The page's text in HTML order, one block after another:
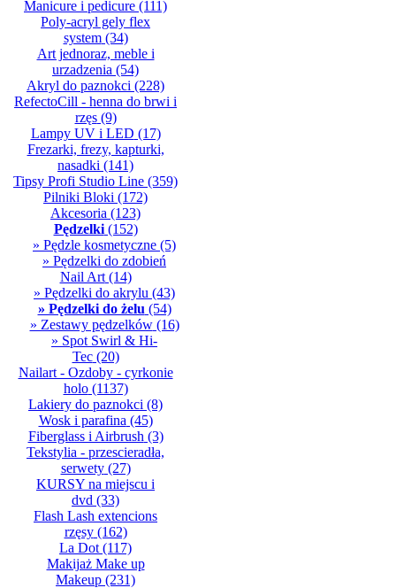
Manicure i pedicure (111)
Poly-acryl gely flex
system(34)
Art jednoraz, meble i
urzadzenia (54)
Akryl do paznokci (228)
RefectoCill - henna do brwi i
rzęs(9)
Lampy UV i LED (17)
Frezarki, frezy, kapturki,
nasadki (141)
Tipsy Profi Studio Line (359)
Pilniki Bloki (172)
Akcesoria (123)
Pędzelki(152)
» Pędzle kosmetyczne (5)
» Pędzelki do zdobień
Nail Art(14)
» Pędzelki do akrylu (43)
» Pędzelki do żelu (54)
» Zestawy pędzelków(16)
» Spot Swirl & Hi-
Tec(20)
Nailart - Ozdoby - cyrkonie
holo(1137)
Lakiery do paznokci (8)
Wosk i parafina (45)
Fiberglass i Airbrush (3)
Tekstylia - przescieradła,
serwety(27)
KURSY na miejscu i
dvd (33)
Flash Lash extencions
rzęsy(162)
La Dot (117)
Makijaż Make up
Makeup (231)